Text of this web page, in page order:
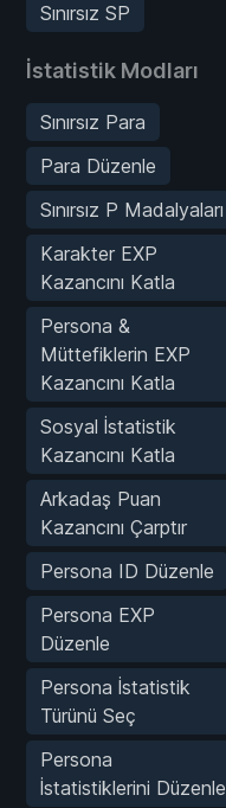
Sınırsız SP
İstatistik Modları
Sınırsız Para
Para Düzenle
Sınırsız P Madalyaları
Karakter EXP
Kazancını Katla
Persona &
Müttefiklerin EXP
Kazancını Katla
Sosyal İstatistik
Kazancını Katla
Arkadaş Puan
Kazancını Çarptır
Persona ID Düzenle
Persona EXP
Düzenle
Persona İstatistik
Türünü Seç
Persona
İstatistiklerini Düzenle